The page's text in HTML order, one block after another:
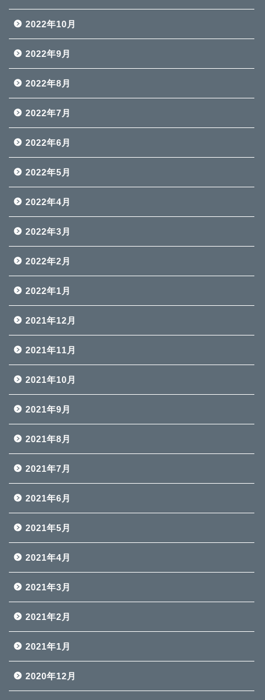
2022年10月
2022年9月
2022年8月
2022年7月
2022年6月
2022年5月
2022年4月
2022年3月
2022年2月
2022年1月
2021年12月
2021年11月
2021年10月
2021年9月
2021年8月
2021年7月
2021年6月
2021年5月
2021年4月
2021年3月
2021年2月
2021年1月
2020年12月